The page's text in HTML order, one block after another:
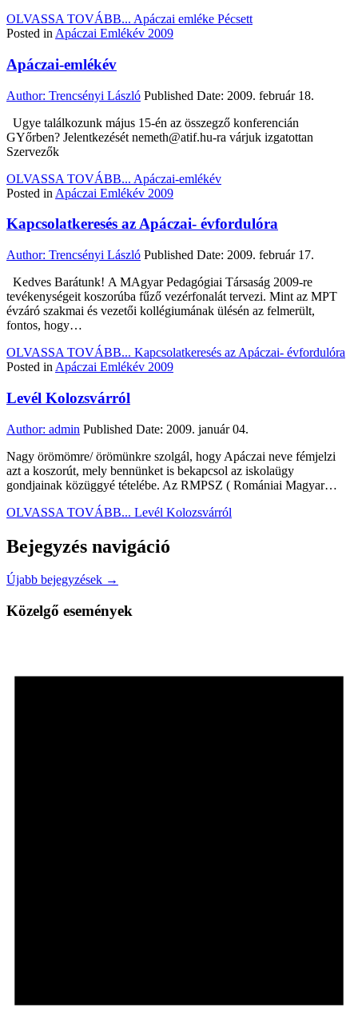
OLVASSA TOVÁBB... Apáczai emléke Pécsett
Posted in Apáczai Emlékév 2009
Apáczai-emlékév
Author: Trencsényi László Published Date: 2009. február 18.
Ugye találkozunk május 15-én az összegző konferencián
GYőrben? Jelentkezését nemeth@atif.hu-ra várjuk izgatottan
Szervezők
OLVASSA TOVÁBB... Apáczai-emlékév
Posted in Apáczai Emlékév 2009
Kapcsolatkeresés az Apáczai- évfordulóra
Author: Trencsényi László Published Date: 2009. február 17.
Kedves Barátunk! A MAgyar Pedagógiai Társaság 2009-re
tevékenységeit koszorúba fűző vezérfonalát tervezi. Mint az MPT
évzáró szakmai és vezetői kollégiumának ülésén az felmerült,
fontos, hogy…
OLVASSA TOVÁBB... Kapcsolatkeresés az Apáczai- évfordulóra
Posted in Apáczai Emlékév 2009
Levél Kolozsvárról
Author: admin Published Date: 2009. január 04.
Nagy örömömre/ örömünkre szolgál, hogy Apáczai neve fémjelzi
azt a koszorút, mely bennünket is bekapcsol az iskolaügy
gondjainak közüggyé tételébe. Az RMPSZ ( Romániai Magyar…
OLVASSA TOVÁBB... Levél Kolozsvárról
Bejegyzés navigáció
Újabb bejegyzések →
Közelgő események